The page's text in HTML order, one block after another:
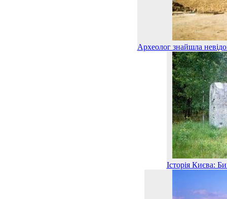
Археолог знайшла
Історія Києва: